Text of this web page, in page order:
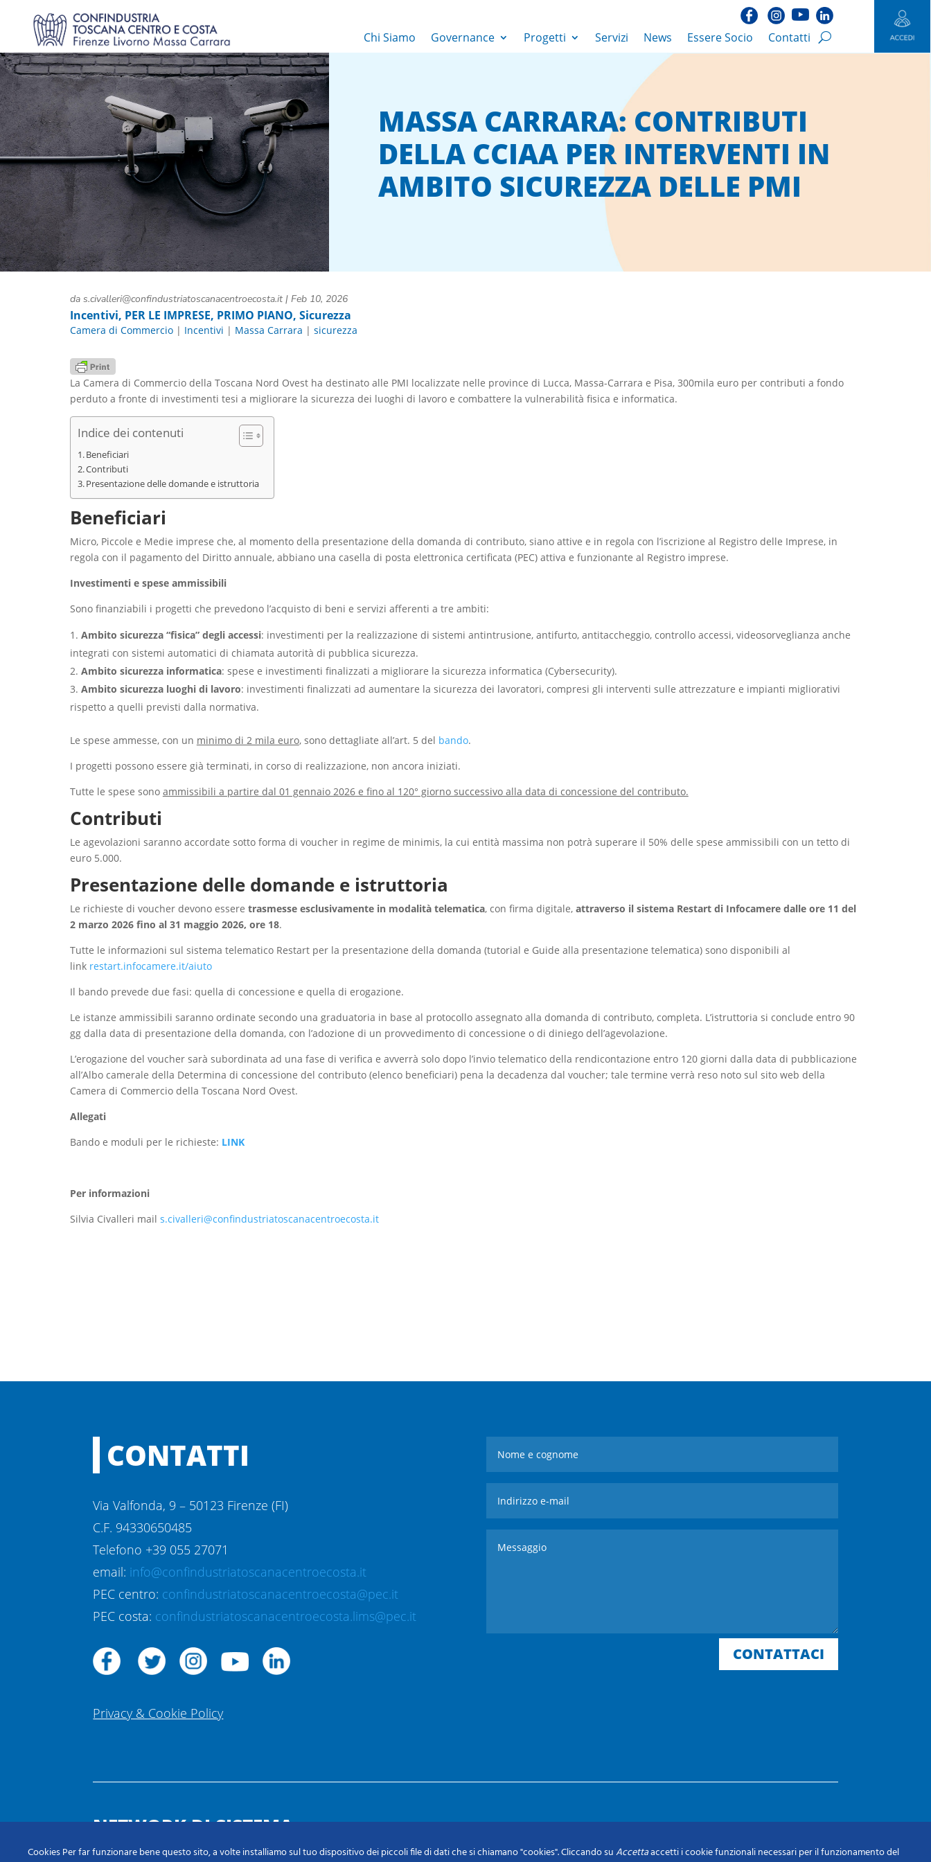
Chi Siamo Governance Progetti Servizi News Essere Socio Contatti
MASSA CARRARA: CONTRIBUTI
DELLA CCIAA PER INTERVENTI IN
AMBITO SICUREZZA DELLE PMI
da s.civalleri@confindustriatoscanacentroecosta.it| Feb 10, 2026
Incentivi, PER LE IMPRESE, PRIMO PIANO, Sicurezza
Camera di Commercio| Incentivi | Massa Carrara | sicurezza
La Camera di Commercio della Toscana Nord Ovest ha destinato alle PMI localizzate nelle province di Lucca, Massa-Carrara e Pisa, 300mila euro per contributi a fondo
perduto a fronte di investimenti tesi a migliorare la sicurezza dei luoghi di lavoro e combattere la vulnerabilità fisica e informatica.
Indice dei contenuti
Beneficiari
Contributi
Presentazione delle domande e istruttoria
Beneficiari
Micro, Piccole e Medie imprese che, al momento della presentazione della domanda di contributo, siano attive e in regola con l’iscrizione al Registro delle Imprese, in
regola con il pagamento del Diritto annuale, abbiano una casella di posta elettronica certificata (PEC) attiva e funzionante al Registro imprese.
Investimenti e spese ammissibili
Sono finanziabili i progetti che prevedono l’acquisto di beni e servizi afferenti a tre ambiti:
Ambito sicurezza “fisica” degli accessi: investimenti per la realizzazione di sistemi antintrusione, antifurto, antitaccheggio, controllo accessi, videosorveglianza anche
integrati con sistemi automatici di chiamata autorità di pubblica sicurezza.
Ambito sicurezza informatica: spese e investimenti finalizzati a migliorare la sicurezza informatica (Cybersecurity).
Ambito sicurezza luoghi di lavoro: investimenti finalizzati ad aumentare la sicurezza dei lavoratori, compresi gli interventi sulle attrezzature e impianti migliorativi
rispetto a quelli previsti dalla normativa.
Le spese ammesse, con un minimo di 2 mila euro, sono dettagliate all’art. 5 del bando.
I progetti possono essere già terminati, in corso di realizzazione, non ancora iniziati.
Tutte le spese sono ammissibili a partire dal 01 gennaio 2026 e fino al 120° giorno successivo alla data di concessione del contributo.
Contributi
Le agevolazioni saranno accordate sotto forma di voucher in regime de minimis, la cui entità massima non potrà superare il 50% delle spese ammissibili con un tetto di
euro 5.000.
Presentazione delle domande e istruttoria
Le richieste di voucher devono essere trasmesse esclusivamente in modalità telematica, con firma digitale, attraverso il sistema Restart di Infocamere dalle ore 11 del
2 marzo 2026 fino al 31 maggio 2026, ore 18.
Tutte le informazioni sul sistema telematico Restart per la presentazione della domanda (tutorial e Guide alla presentazione telematica) sono disponibili al
link restart.infocamere.it/aiuto
Il bando prevede due fasi: quella di concessione e quella di erogazione.
Le istanze ammissibili saranno ordinate secondo una graduatoria in base al protocollo assegnato alla domanda di contributo, completa. L’istruttoria si conclude entro 90
gg dalla data di presentazione della domanda, con l’adozione di un provvedimento di concessione o di diniego dell’agevolazione.
L’erogazione del voucher sarà subordinata ad una fase di verifica e avverrà solo dopo l’invio telematico della rendicontazione entro 120 giorni dalla data di pubblicazione
all’Albo camerale della Determina di concessione del contributo (elenco beneficiari) pena la decadenza dal voucher; tale termine verrà reso noto sul sito web della
Camera di Commercio della Toscana Nord Ovest.
Allegati
Bando e moduli per le richieste: LINK
Per informazioni
Silvia Civalleri mail s.civalleri@confindustriatoscanacentroecosta.it
CONTATTI
Via Valfonda, 9 – 50123 Firenze (FI)
C.F. 94330650485
Telefono +39 055 27071
email: info@confindustriatoscanacentroecosta.it
PEC centro: confindustriatoscanacentroecosta@pec.it
PEC costa: confindustriatoscanacentroecosta.lims@pec.it
Privacy & Cookie Policy
CONTATTACI
NETWORK DI SISTEMA
Cookies Per far funzionare bene questo sito, a volte installiamo sul tuo dispositivo dei piccoli file di dati che si chiamano "cookies". Cliccando suAccettaaccetti i cookie funzionali necessari per il funzionamento del